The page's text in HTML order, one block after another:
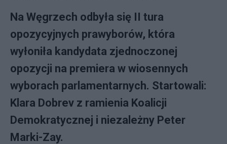
Na Węgrzech odbyła się II tura
opozycyjnych prawyborów, która
wyłoniła kandydata zjednoczonej
opozycji na premiera w wiosennych
wyborach parlamentarnych. Startowali:
Klara Dobrev z ramienia Koalicji
Demokratycznej i niezależny Peter
Marki-Zay.